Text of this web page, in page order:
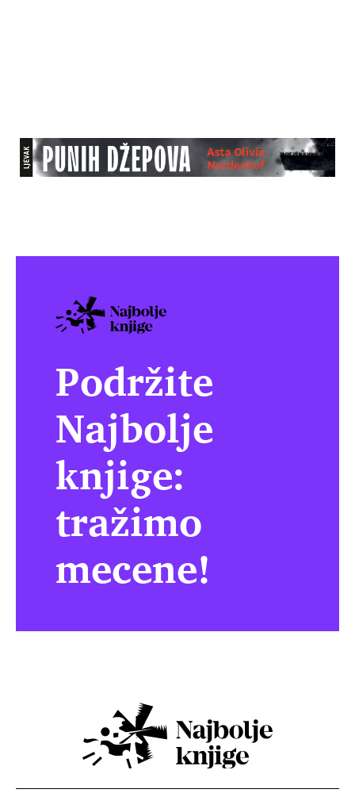
Podržite
Najbolje
knjige:
tražimo
mecene!